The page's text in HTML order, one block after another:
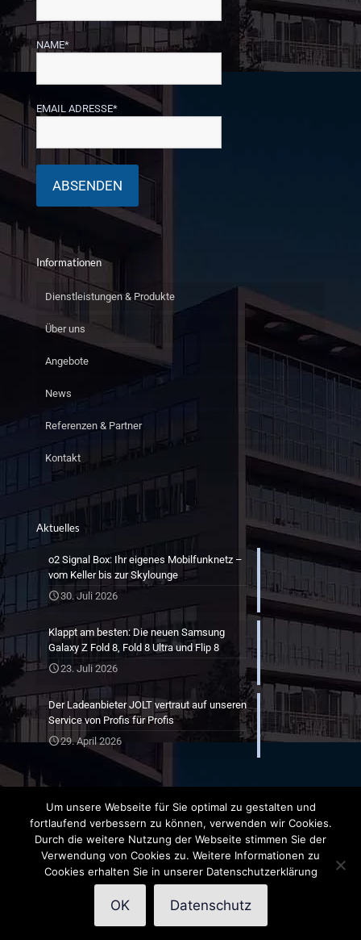
NAME*
EMAIL ADRESSE*
Informationen
Dienstleistungen & Produkte
Über uns
Angebote
News
Referenzen & Partner
Kontakt
Aktuelles
o2 Signal Box: Ihr eigenes Mobilfunknetz –
vom Keller bis zur Skylounge
30. Juli 2026
Klappt am besten: Die neuen Samsung
Galaxy Z Fold 8, Fold 8 Ultra und Flip 8
23. Juli 2026
Der Ladeanbieter JOLT vertraut auf unseren
Service von Profis für Profis
29. April 2026
©2026- Munichkom | RealisierungAra8.de
TKG
Impressum Datenschutzbelehrung
Um unsere Webseite für Sie optimal zu gestalten und
fortlaufend verbessern zu können, verwenden wir Cookies.
Durch die weitere Nutzung der Webseite stimmen Sie der
Verwendung von Cookies zu. Weitere Informationen zu
Cookies erhalten Sie in unserer Datenschutzerklärung
OK Datenschutz